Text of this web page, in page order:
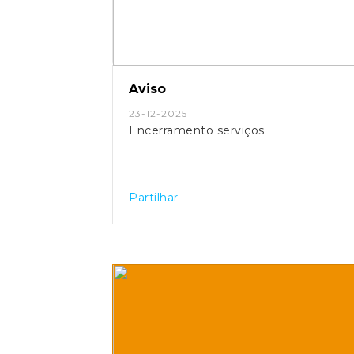
Aviso
23-12-2025
Encerramento serviços
Partilhar